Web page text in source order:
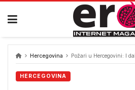
Skip
content
Hercegovina Požari u Hercegovini: I dalje gori u
HERCEGOVINA